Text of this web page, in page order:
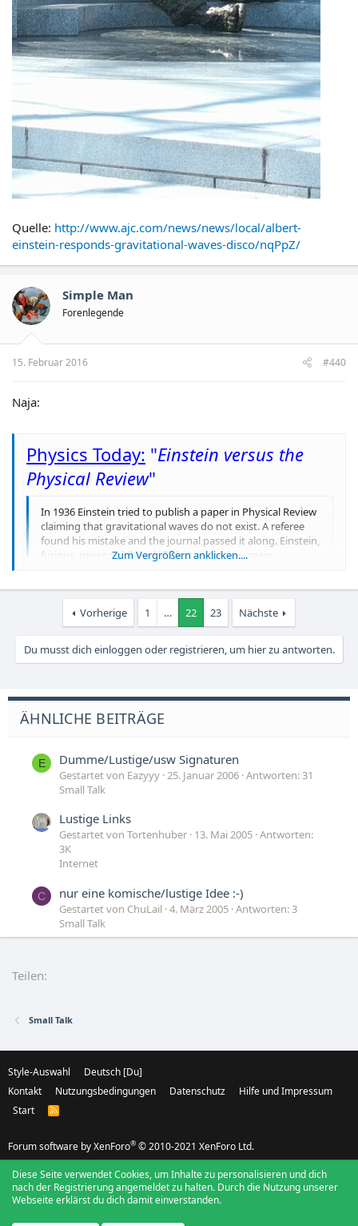
Quelle: http://www.ajc.com/news/news/local/albert-
einstein-responds-gravitational-waves-disco/nqPpZ/
Simple Man
Forenlegende
15. Februar 2016 #440
Naja:
Physics Today: "Einstein versus the
Physical Review"
In 1936 Einstein tried to publish a paper in Physical Review
claiming that gravitational waves do not exist. A referee
found his mistake and the journal passed it along. Einstein,
furious, never published in Physical Review again.
Zum Vergrößern anklicken....
Zum Vergrößern anklicken....
Vorherige 1 … 22 23 Nächste
Du musst dich einloggen oder registrieren, um hier zu antworten.
ÄHNLICHE BEITRÄGE
E Dumme/Lustige/usw Signaturen
Gestartet von Eazyyy 25. Januar 2006 Antworten: 31
Small Talk
Lustige Links
Gestartet von Tortenhuber 13. Mai 2005 Antworten:
3K
Internet
C nur eine komische/lustige Idee :-)
Gestartet von ChuLail 4. März 2005 Antworten: 3
Small Talk
Teilen:
Small Talk
Style-Auswahl
Deutsch [Du]
Kontakt
Nutzungsbedingungen Datenschutz
Hilfe und Impressum
Start
R
S
Forum software by XenForo® © 2010-2021 XenForo Ltd.
Diese Seite verwendet Cookies, um Inhalte zu personalisieren und dich
nach der Registrierung angemeldet zu halten. Durch die Nutzung unserer
Webseite erklärst du dich damit einverstanden.